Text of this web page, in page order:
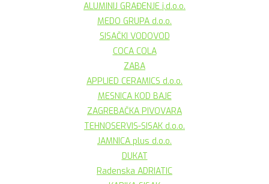
ALUMINIJ GRAĐENJE j.d.o.o.
MEDO GRUPA d.o.o.
SISAČKI VODOVOD
COCA COLA
ZABA
APPLIED CERAMICS d.o.o.
MESNICA KOD BAJE
ZAGREBAČKA PIVOVARA
TEHNOSERVIS-SISAK d.o.o.
JAMNICA plus d.o.o.
DUKAT
Radenska ADRIATIC